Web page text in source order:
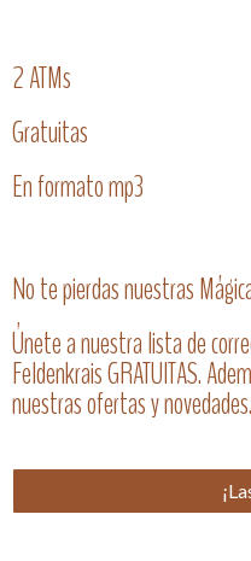
2 ATMs
Gratuitas
En formato mp3
No te pierdas nuestras
Únete a nuestra lista de
Feldenkrais GRATUITAS.
nuestras ofertas y novedades.